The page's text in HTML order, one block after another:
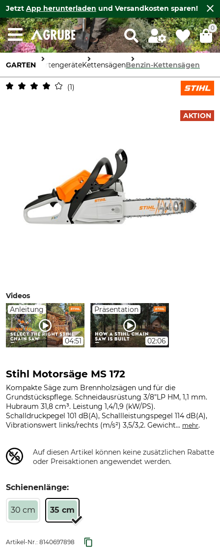
Jetzt App herunterladen und Versandkosten sparen!
0
GARTEN GartengeräteKettensägenBenzin-Kettensägen
1
Videos
Anleitung
04:51
Präsentation
02:06
AKTION
Stihl Motorsäge MS 172
Kompakte Säge zum Brennholzsägen und für die
Grundstückspflege. Schneidausrüstung 3/8"LP HM, 1,1 mm.
Hubraum 31,8 cm³. Leistung 1,4/1,9 (kW/PS).
Schalldruckpegel 101 dB(A), Schallleistungspegel 114 dB(A),
Vibrationswert links/rechts (m/s²) 3,5/3,2. Gewicht... mehr.
Auf diesen Artikel können keine zusätzlichen Rabatte
oder Preisaktionen angewendet werden.
Schienenlänge:
30 cm 35 cm
Artikel-Nr.: 8140697898